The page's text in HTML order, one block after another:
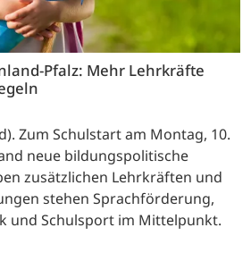
Pfalz: Mehr Lehrkräfte
Zum Schulstart am Montag, 10.
neue bildungspolitische
zusätzlichen Lehrkräften und
stehen Sprachförderung,
und Schulsport im Mittelpunkt.